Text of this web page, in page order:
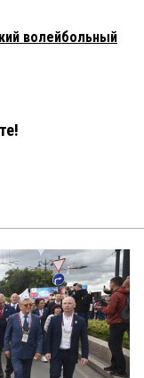
волейбольный